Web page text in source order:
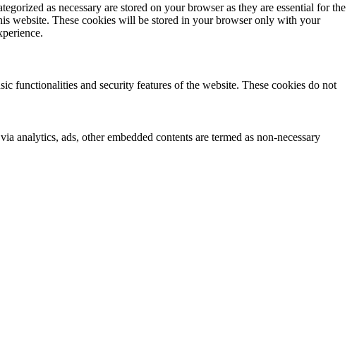
as necessary are stored on your browser as they are essential for the
website. These cookies will be stored in your browser only with your
functionalities and security features of the website. These cookies do not
analytics, ads, other embedded contents are termed as non-necessary